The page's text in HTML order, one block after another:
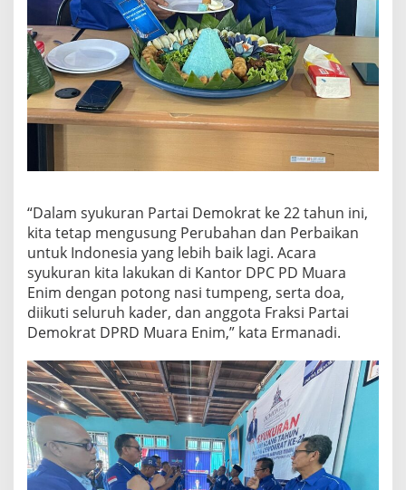
“Dalam syukuran Partai Demokrat ke 22 tahun ini,
kita tetap mengusung Perubahan dan Perbaikan
untuk Indonesia yang lebih baik lagi. Acara
syukuran kita lakukan di Kantor DPC PD Muara
Enim dengan potong nasi tumpeng, serta doa,
diikuti seluruh kader, dan anggota Fraksi Partai
Demokrat DPRD Muara Enim,” kata Ermanadi.